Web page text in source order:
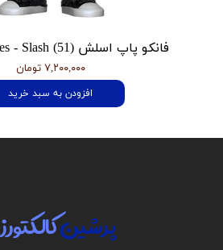
فانکو پاپ اسلش Guns 'N Roses - Slash (51)
۷,۲۰۰,۰۰۰ تومان
افزودن به سبد خرید
پرشینکالکتورز